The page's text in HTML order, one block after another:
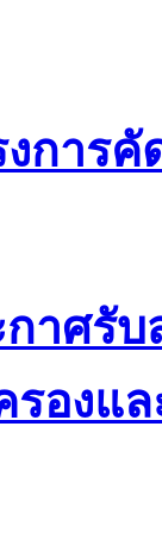
ารคั
าศรั
รองแ